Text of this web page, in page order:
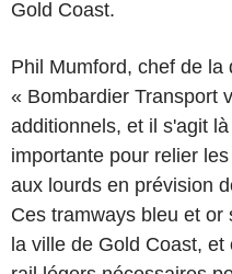
Gold Coast.
Phil Mumford, chef de la
« Bombardier Transport
additionnels, et il s'agit
importante pour relier
aux lourds en prévision
Ces tramways bleu et
la ville de Gold Coast,